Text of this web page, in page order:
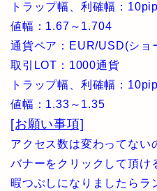
トラップ幅、利確幅：
値幅：1.67～1.704
通貨ペア：EUR/USD(シ
取引LOT：1000通貨
トラップ幅、利確幅：
値幅：1.33～1.35
[お願い事項]
アクセス数は変わってない
バナーをクリックして頂け
暇つぶしになりましたらラ